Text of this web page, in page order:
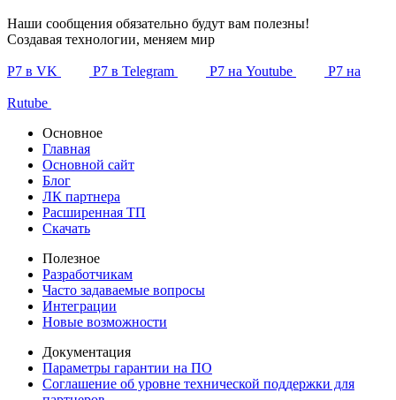
Наши сообщения обязательно будут вам полезны!
Создавая технологии, меняем мир
Р7 в VK Р7 в Telegram Р7 на Youtube Р7 на
Rutube
Основное
Главная
Основной сайт
Блог
ЛК партнера
Расширенная ТП
Скачать
Полезное
Разработчикам
Часто задаваемые вопросы
Интеграции
Новые возможности
Документация
Параметры гарантии на ПО
Соглашение об уровне технической поддержки для